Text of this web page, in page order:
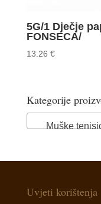
5G/1 Dječje
FONSECA/
13.26 €
Kategorije
Muške
Uvjeti korištenja